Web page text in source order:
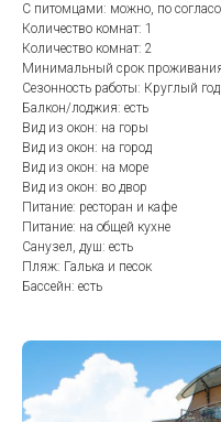
С питомцами: можно, по
Количество комнат: 1
Количество комнат: 2
Минимальный срок
Сезонность работы: Круглый год
Балкон/лоджия: есть
Вид из окон: на горы
Вид из окон: на город
Вид из окон: на море
Вид из окон: во двор
Питание: ресторан и кафе
Питание: на общей кухне
Санузел, душ: есть
Пляж: Галька и песок
Бассейн: есть